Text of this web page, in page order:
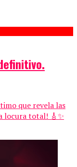
que revela las
locura total! 🎸✨